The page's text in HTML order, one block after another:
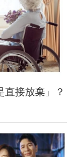
直接放棄」？